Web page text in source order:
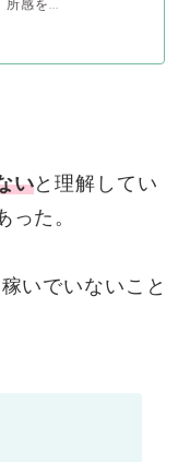
所感を...
いと理解してい
た。
いでいないこと